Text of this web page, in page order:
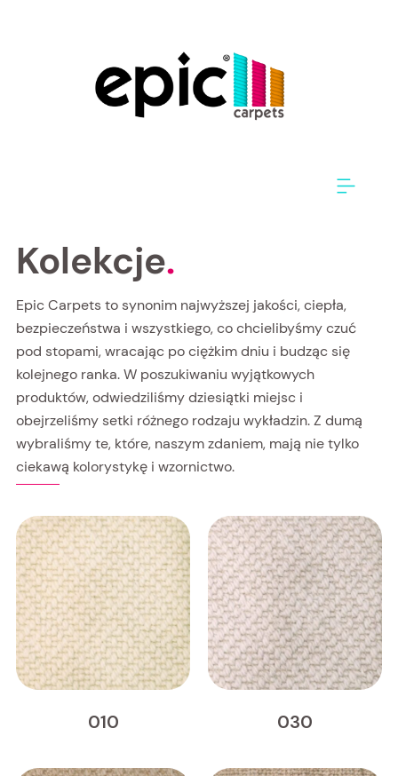
Kolekcje.
Epic Carpets to synonim najwyższej jakości, ciepła,
bezpieczeństwa i wszystkiego, co chcielibyśmy czuć
pod stopami, wracając po ciężkim dniu i budząc się
kolejnego ranka. W poszukiwaniu wyjątkowych
produktów, odwiedziliśmy dziesiątki miejsc i
obejrzeliśmy setki różnego rodzaju wykładzin. Z dumą
wybraliśmy te, które, naszym zdaniem, mają nie tylko
ciekawą kolorystykę i wzornictwo.
010 030